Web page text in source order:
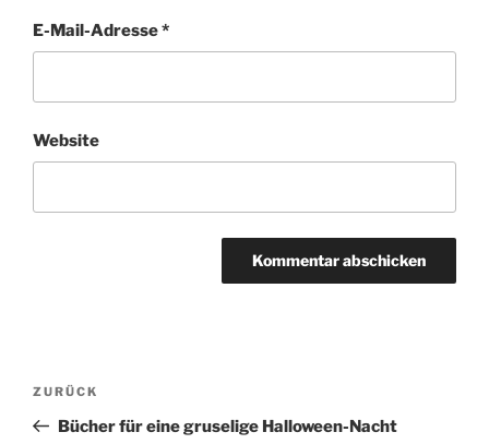
E-Mail-Adresse*
Website
Beitragsnavigation
Vorheriger
Beitrag
ZURÜCK
Bücher für eine gruselige Halloween-Nacht